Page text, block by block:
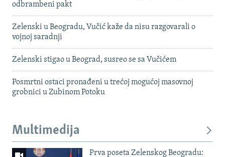
odbrambeni pakt
Zelenski u Beogradu, Vučić kaže da nisu razgovarali o
vojnoj saradnji
Zelenski stigao u Beograd, susreo se sa Vučićem
Posmrtni ostaci pronađeni u trećoj mogućoj masovnoj
grobnici u Zubinom Potoku
Multimedija
Prva poseta Zelenskog Beogradu: